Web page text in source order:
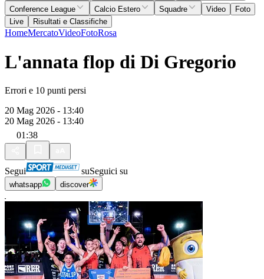
Conference League
Calcio Estero Squadre Video
Foto
Live
Risultati e Classifiche
HomeMercatoVideoFotoRosa
L'annata flop di Di Gregorio
Errori e 10 punti persi
20 Mag 2026 - 13:40
20 Mag 2026 - 13:40
01:38
Segui suSeguici su
whatsapp discover